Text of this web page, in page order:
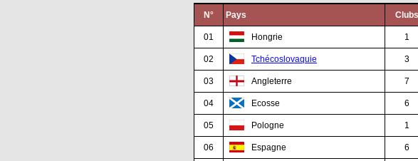
N° Pays Clubs
01 Hongrie 1
02 Tchécoslovaquie 3
03 Angleterre 7
04 Ecosse 6
05 Pologne 1
06 Espagne 6